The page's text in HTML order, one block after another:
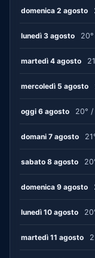
domenica 2 agosto
lunedì 3 agosto
martedì 4 agosto
mercoledì 5 agosto
oggi 6 agosto 20° /
domani 7 agosto
sabato 8 agosto
domenica 9 agosto
lunedì 10 agosto
martedì 11 agosto